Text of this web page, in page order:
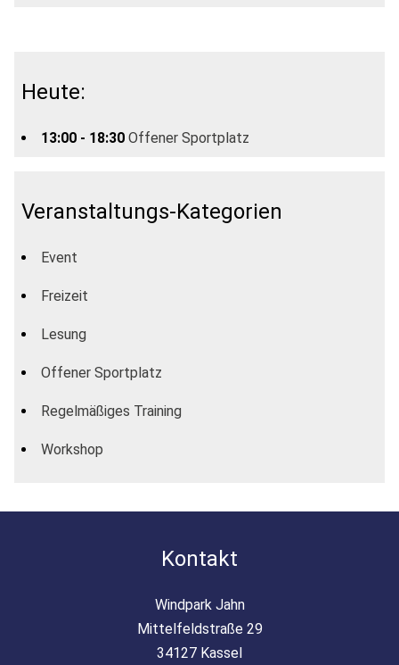
Heute:
13:00 - 18:30 Offener Sportplatz
Veranstaltungs-Kategorien
Event
Freizeit
Lesung
Offener Sportplatz
Regelmäßiges Training
Workshop
Kontakt
Windpark Jahn
Mittelfeldstraße 29
34127 Kassel